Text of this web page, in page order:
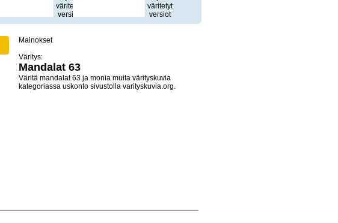
Mainokset
Väritys:
Mandalat 63
Väritä mandalat 63 ja monia muita värityskuvia
kategoriassa uskonto sivustolla varityskuvia.org.